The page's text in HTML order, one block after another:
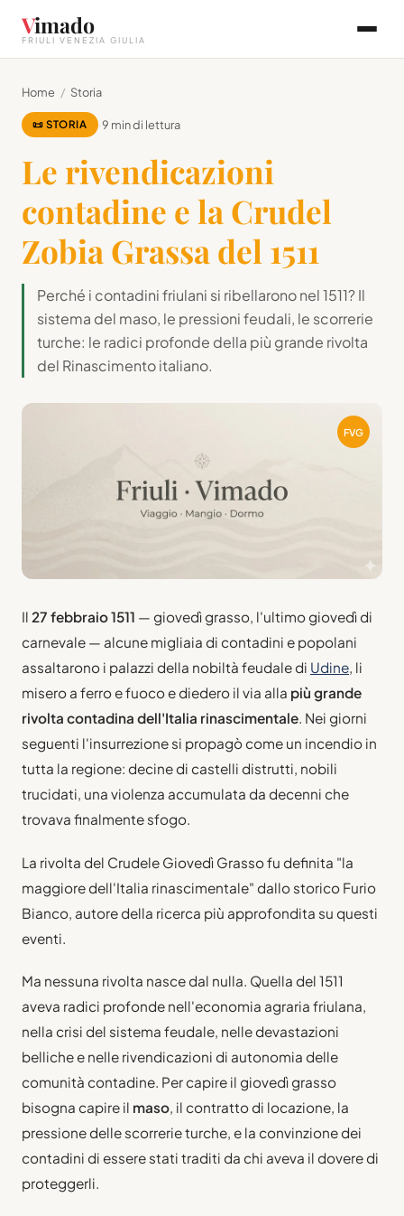
Vimado
FRIULI VENEZIA GIULIA
Home / Storia
📜 STORIA ·9 min di lettura
Le rivendicazioni
contadine e la Crudel
Zobia Grassa del 1511
Perché i contadini friulani si ribellarono nel 1511? Il
sistema del maso, le pressioni feudali, le scorrerie
turche: le radici profonde della più grande rivolta
del Rinascimento italiano.
FVG
Il 27 febbraio 1511 — giovedì grasso, l'ultimo giovedì di
carnevale — alcune migliaia di contadini e popolani
assaltarono i palazzi della nobiltà feudale di Udine, li
misero a ferro e fuoco e diedero il via alla più grande
rivolta contadina dell'Italia rinascimentale. Nei giorni
seguenti l'insurrezione si propagò come un incendio in
tutta la regione: decine di castelli distrutti, nobili
trucidati, una violenza accumulata da decenni che
trovava finalmente sfogo.
La rivolta del Crudele Giovedì Grasso fu definita "la
maggiore dell'Italia rinascimentale" dallo storico Furio
Bianco, autore della ricerca più approfondita su questi
eventi.
Ma nessuna rivolta nasce dal nulla. Quella del 1511
aveva radici profonde nell'economia agraria friulana,
nella crisi del sistema feudale, nelle devastazioni
belliche e nelle rivendicazioni di autonomia delle
comunità contadine. Per capire il giovedì grasso
bisogna capire il maso , il contratto di locazione, la
pressione delle scorrerie turche, e la convinzione dei
contadini di essere stati traditi da chi aveva il dovere di
proteggerli.